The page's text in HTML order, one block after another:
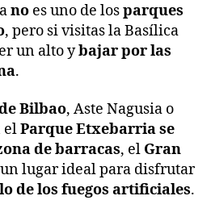
no es uno de losparques
, pero si visitas la Basílica
un alto ybajar por las
.
Bilbao, Aste Nagusia o
elParque Etxebarria se
de barracas, el Gran
un lugar ideal para disfrutar
de los fuegos artificiales.